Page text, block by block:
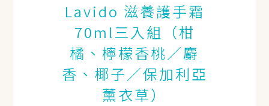
Lavido 滋養護手霜
70ml三入組（柑
橘、檸檬香桃／麝
香、椰子／保加利亞
薰衣草）